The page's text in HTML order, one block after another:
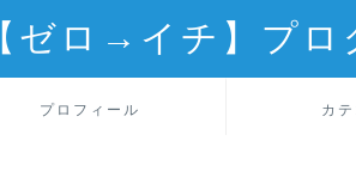
【ゼロ→イチ】プロ
プロフィール カ